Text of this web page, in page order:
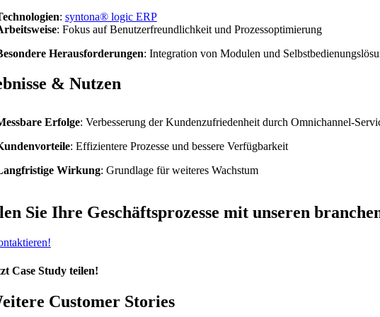
: syntona® logic ERP
: Fokus auf Benutzerfreundlichkeit und Prozessoptimierung
Herausforderungen: Integration von Modulen und
& Nutzen
Erfolge: Verbesserung der Kundenzufriedenheit durch Omnichannel-
: Effizientere Prozesse und bessere Verfügbarkeit
Wirkung: Grundlage für weiteres Wachstum
Sie Ihre Geschäftsprozesse mit unseren
Case Study teilen!
Customer Stories